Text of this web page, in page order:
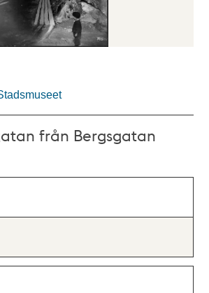
från Bergsgatan